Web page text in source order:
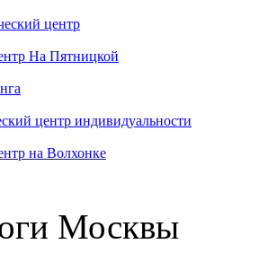
центр
На Пятницкой
центр индивидуальности
на Волхонке
Москвы